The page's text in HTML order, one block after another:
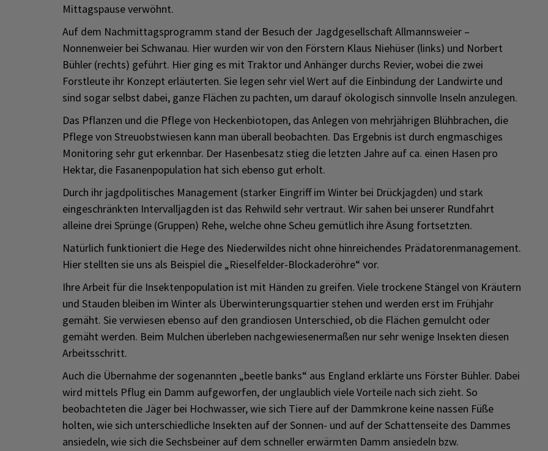
Mittagspause verwöhnt.
Auf dem Nachmittagsprogramm stand der Besuch der Jagdgesellschaft Allmannsweier –
Nonnenweier bei Schwanau. Hier wurden wir von den Förstern Klaus Niehüser (links) und Norbert
Bühler (rechts) geführt. Hier ging es mit Traktor und Anhänger durchs Revier, wobei die zwei
Forstleute ihr Konzept erläuterten. Sie legen sehr viel Wert auf die Einbindung der Landwirte und
sind sogar selbst dabei, ganze Flächen zu pachten, um darauf ökologisch sinnvolle Inseln anzulegen.
Das Pflanzen und die Pflege von Heckenbiotopen, das Anlegen von mehrjährigen Blühbrachen, die
Pflege von Streuobstwiesen kann man überall beobachten. Das Ergebnis ist durch engmaschiges
Monitoring sehr gut erkennbar. Der Hasenbesatz stieg die letzten Jahre auf ca. einen Hasen pro
Hektar, die Fasanenpopulation hat sich ebenso gut erholt.
Durch ihr jagdpolitisches Management (starker Eingriff im Winter bei Drückjagden) und stark
eingeschränkten Intervalljagden ist das Rehwild sehr vertraut. Wir sahen bei unserer Rundfahrt
alleine drei Sprünge (Gruppen) Rehe, welche ohne Scheu gemütlich ihre Äsung fortsetzten.
Natürlich funktioniert die Hege des Niederwildes nicht ohne hinreichendes Prädatorenmanagement.
Hier stellten sie uns als Beispiel die „Rieselfelder-Blockaderöhre“ vor.
Ihre Arbeit für die Insektenpopulation ist mit Händen zu greifen. Viele trockene Stängel von Kräutern
und Stauden bleiben im Winter als Überwinterungsquartier stehen und werden erst im Frühjahr
gemäht. Sie verwiesen ebenso auf den grandiosen Unterschied, ob die Flächen gemulcht oder
gemäht werden. Beim Mulchen überleben nachgewiesenermaßen nur sehr wenige Insekten diesen
Arbeitsschritt.
Auch die Übernahme der sogenannten „beetle banks“ aus England erklärte uns Förster Bühler. Dabei
wird mittels Pflug ein Damm aufgeworfen, der unglaublich viele Vorteile nach sich zieht. So
beobachteten die Jäger bei Hochwasser, wie sich Tiere auf der Dammkrone keine nassen Füße
holten, wie sich unterschiedliche Insekten auf der Sonnen- und auf der Schattenseite des Dammes
ansiedeln, wie sich die Sechsbeiner auf dem schneller erwärmten Damm ansiedeln bzw.